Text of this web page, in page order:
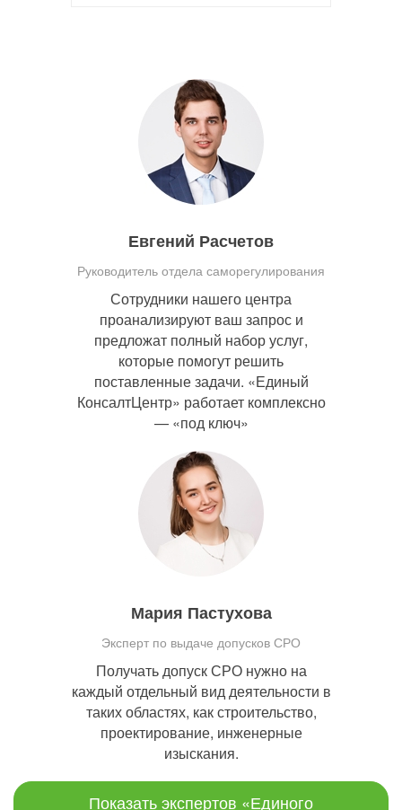
Евгений Расчетов
Руководитель отдела саморегулирования
Сотрудники нашего центра
проанализируют ваш запрос и
предложат полный набор услуг,
которые помогут решить
поставленные задачи. «Единый
КонсалтЦентр» работает комплексно
— «под ключ»
Мария Пастухова
Эксперт по выдаче допусков СРО
Получать допуск СРО нужно на
каждый отдельный вид деятельности в
таких областях, как строительство,
проектирование, инженерные
изыскания.
Показать экспертов «Единого